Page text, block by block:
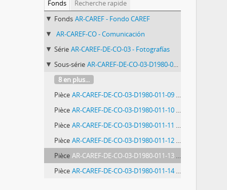
Fonds
Recherche rapide
Fonds AR-CAREF - Fondo CAREF
AR-CAREF-CO - Comunicación
Série AR-CAREF-DE-CO-03 - Fotografías
Sous-série AR-CAREF-DE-CO-03-D1980-011 - Fotografías del proyecto de inserción laboral de refugiados
8 en plus...
Pièce AR-CAREF-DE-CO-03-D1980-011-09 - Fotografía proyecto de inserción laboral
Pièce AR-CAREF-DE-CO-03-D1980-011-10 - Fotografía proyecto de inserción laboral
Pièce AR-CAREF-DE-CO-03-D1980-011-11 - Fotografía proyecto de inserción laboral
Pièce AR-CAREF-DE-CO-03-D1980-011-12 - Fotografía proyecto de inserción laboral
Pièce AR-CAREF-DE-CO-03-D1980-011-13 - Fotografía proyecto de inserción laboral
Pièce AR-CAREF-DE-CO-03-D1980-011-14 - Fotografía proyecto de inserción laboral